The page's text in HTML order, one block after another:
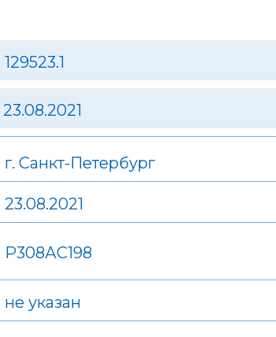
129523.1
23.08.2021
г. Санкт-Петербург
23.08.2021
Р308АС198
не указан